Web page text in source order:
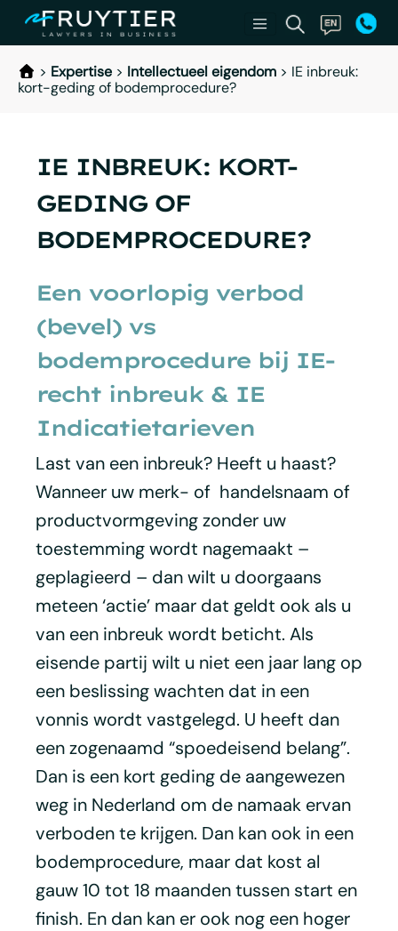
> Expertise > Intellectueel eigendom > IE inbreuk:
kort-geding of bodemprocedure?
IE INBREUK: KORT-
GEDING OF
BODEMPROCEDURE?
Een voorlopig verbod
(bevel) vs
bodemprocedure bij IE-
recht inbreuk & IE
Indicatietarieven
Last van een inbreuk? Heeft u haast?
Wanneer uw merk- of handelsnaam of
productvormgeving zonder uw
toestemming wordt nagemaakt –
geplagieerd – dan wilt u doorgaans
meteen ‘actie’ maar dat geldt ook als u
van een inbreuk wordt beticht. Als
eisende partij wilt u niet een jaar lang op
een beslissing wachten dat in een
vonnis wordt vastgelegd. U heeft dan
een zogenaamd “spoedeisend belang”.
Dan is een kort geding de aangewezen
weg in Nederland om de namaak ervan
verboden te krijgen. Dan kan ook in een
bodemprocedure, maar dat kost al
gauw 10 tot 18 maanden tussen start en
finish. En dan kan er ook nog een hoger